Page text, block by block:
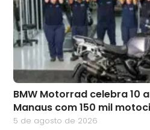
BMW Motorrad celebra 10
Manaus com 150 mil
5 de agosto de 2026